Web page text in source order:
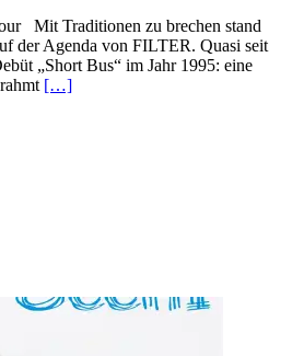
Mit Traditionen zu brechen stand
der Agenda von FILTER. Quasi seit
„Short Bus“ im Jahr 1995: eine
[…]